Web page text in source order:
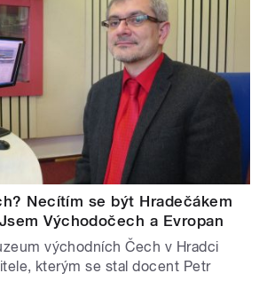
Necítím se být Hradečákem
Východočech a Evropan
východních Čech v Hradci
kterým se stal docent Petr